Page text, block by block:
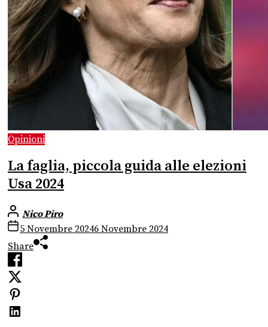
Opinioni
La faglia, piccola guida alle elezioni
Usa 2024
Nico Piro
5 Novembre 20246 Novembre 2024
Share